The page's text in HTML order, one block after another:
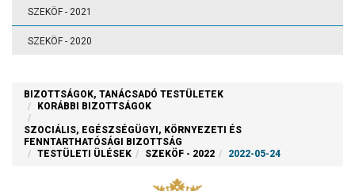
SZEKÖF - 2021
SZEKÖF - 2020
BIZOTTSÁGOK, TANÁCSADÓ TESTÜLETEK
KORÁBBI BIZOTTSÁGOK
SZOCIÁLIS, EGÉSZSÉGÜGYI, KÖRNYEZETI ÉS
FENNTARTHATÓSÁGI BIZOTTSÁG
TESTÜLETI ÜLÉSEK
SZEKÖF - 2022 2022-05-24